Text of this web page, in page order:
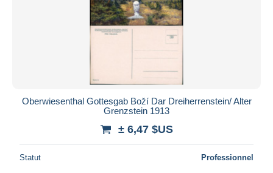
Oberwiesenthal Gottesgab Boží Dar Dreiherrenstein/ Alter
Grenzstein 1913
± 6,47 $US
Statut Professionnel